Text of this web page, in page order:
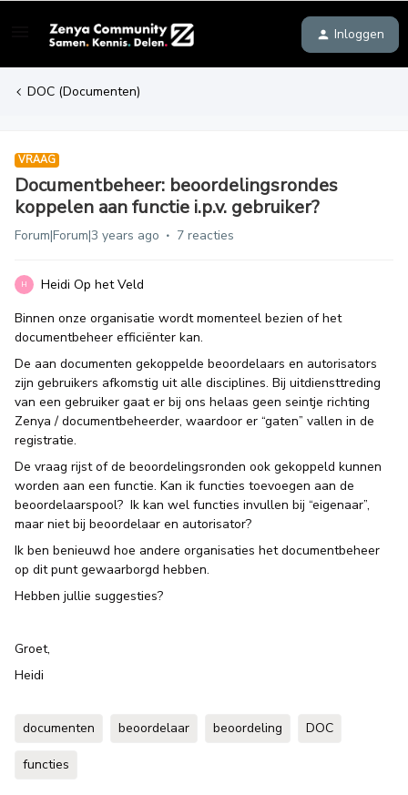
Inloggen
DOC (Documenten)
VRAAG
Documentbeheer: beoordelingsrondes
koppelen aan functie i.p.v. gebruiker?
Forum|Forum|3 years ago 7 reacties
H
Heidi Op het Veld
Binnen onze organisatie wordt momenteel bezien of het
documentbeheer efficiënter kan.
De aan documenten gekoppelde beoordelaars en autorisators
zijn gebruikers afkomstig uit alle disciplines. Bij uitdiensttreding
van een gebruiker gaat er bij ons helaas geen seintje richting
Zenya / documentbeheerder, waardoor er “gaten” vallen in de
registratie.
De vraag rijst of de beoordelingsronden ook gekoppeld kunnen
worden aan een functie. Kan ik functies toevoegen aan de
beoordelaarspool? Ik kan wel functies invullen bij “eigenaar”,
maar niet bij beoordelaar en autorisator?
Ik ben benieuwd hoe andere organisaties het documentbeheer
op dit punt gewaarborgd hebben.
Hebben jullie suggesties?
Groet,
Heidi
documenten beoordelaar beoordeling DOC
functies